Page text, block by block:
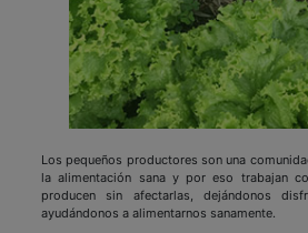
Los pequeños productores son una
la alimentación sana y por eso trabajan
producen sin afectarlas, dejándonos
ayudándonos a alimentarnos sanamente.